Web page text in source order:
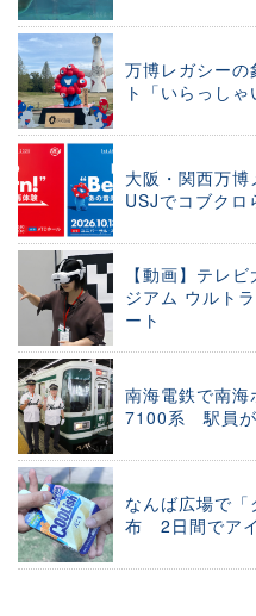
万博レガシーの
ト「いらっし
大阪・関西万
USJでコブクロ
【動画】テレ
ジアム ウルト
ート
南海電鉄で南海
7100系 駅員が
なんば広場で
布 2日間でア